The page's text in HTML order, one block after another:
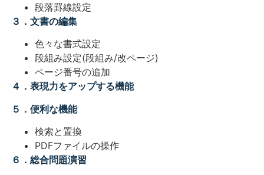
段落罫線設定
３．文書の編集
色々な書式設定
段組み設定(段組み/改ページ)
ページ番号の追加
４．表現力をアップする機能
５．便利な機能
検索と置換
PDFファイルの操作
６．総合問題演習